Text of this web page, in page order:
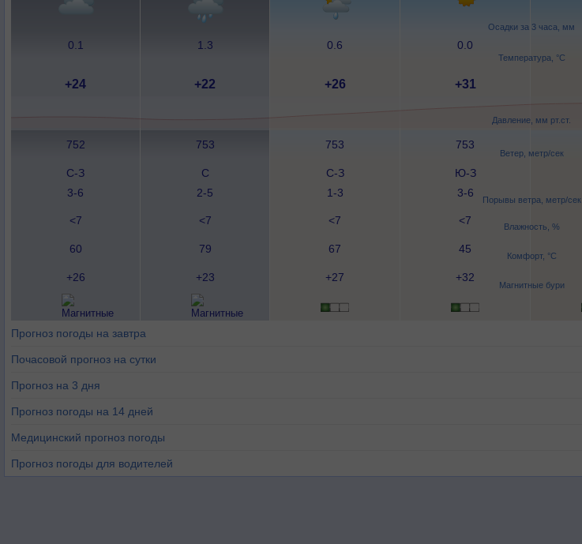
Осадки за 3 часа, мм
Температура, °C
Давление, мм рт.ст.
Ветер, метр/сек
Порывы ветра, метр/сек
Влажность, %
Комфорт, °C
Магнитные бури
0.1 1.3 0.6 0.0
+24 +22 +26 +31
752 753 753 753
С-З
3-6
С
2-5
С-З
1-3
Ю-З
3-6
<7 <7 <7 <7
60 79 67 45
+26 +23 +27 +32
Прогноз погоды на завтра
Почасовой прогноз на сутки
Прогноз на 3 дня
Прогноз погоды на 14 дней
Медицинский прогноз погоды
Прогноз погоды для водителей